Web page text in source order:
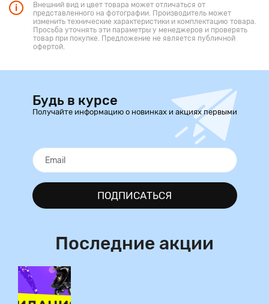
Внешний вид и цвет товара может отличаться от
представленного на фотографии. Производитель может
изменить технические характеристики и комплектацию товара.
Просьба уточнять эти параметры у менеджеров и проверять
товар при покупке. Предложение не является публичной
офертой.
Будь в курсе
Получайте информацию о новинках и акциях первыми
ПОДПИСАТЬСЯ
Последние акции